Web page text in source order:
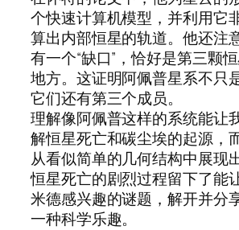
个快速计算机模型，并利用它
算出内部恒星的轨道。他还注
有一个“缺口”，恰好是第三颗
地方。这证明阿佩普星系不只
它们还有第三个成员。
理解像阿佩普这样的系统能让
解恒星死亡和碳尘埃的起源，
从看似简单的几何结构中展现
恒星死亡的剧烈过程留下了能
米德感兴趣的谜题，解开并分
一种科学乐趣。